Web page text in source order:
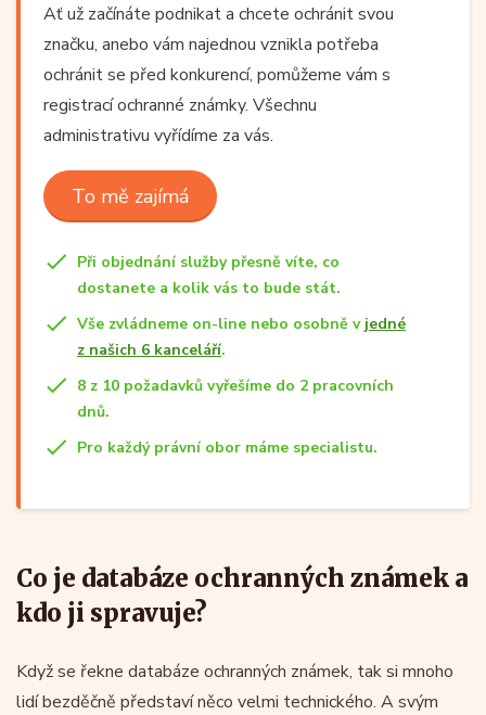
Ať už začínáte podnikat a chcete ochránit svou
značku, anebo vám najednou vznikla potřeba
ochránit se před konkurencí, pomůžeme vám s
registrací ochranné známky. Všechnu
administrativu vyřídíme za vás.
To mě zajímá
Při objednání služby přesně víte, co
dostanete a kolik vás to bude stát.
Vše zvládneme on-line nebo osobně v jedné
z našich 6 kanceláří.
8 z 10 požadavků vyřešíme do 2 pracovních
dnů.
Pro každý právní obor máme specialistu.
Co je databáze ochranných známek a
kdo ji spravuje?
Když se řekne databáze ochranných známek, tak si mnoho
lidí bezděčně představí něco velmi technického. A svým